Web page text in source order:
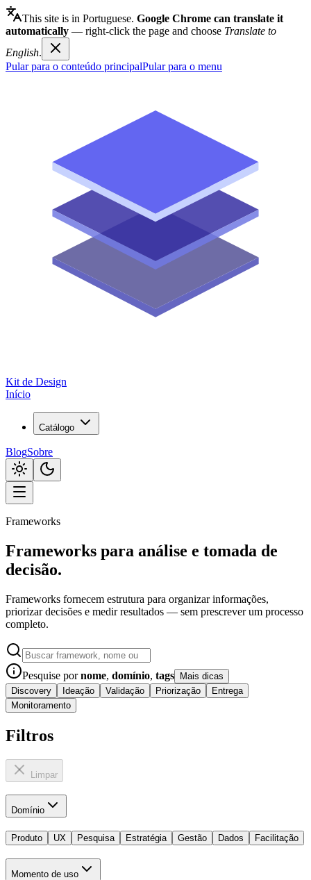
This site is in Portuguese. Google Chrome can translate it
automatically — right-click the page and choose Translate to
English.
Pular para o conteúdo principalPular para o menu
Kit de Design
Início
Catálogo
BlogSobre
Frameworks
Frameworks para análise e tomada de
decisão.
Frameworks fornecem estrutura para organizar informações,
priorizar decisões e medir resultados — sem prescrever um processo
completo.
Pesquise pornome, domínio, tags
Mais dicas
Discovery
Ideação Validação Priorização
Entrega
Monitoramento
Filtros
Limpar
Domínio
Produto UX Pesquisa Estratégia Gestão Dados Facilitação
Momento de uso